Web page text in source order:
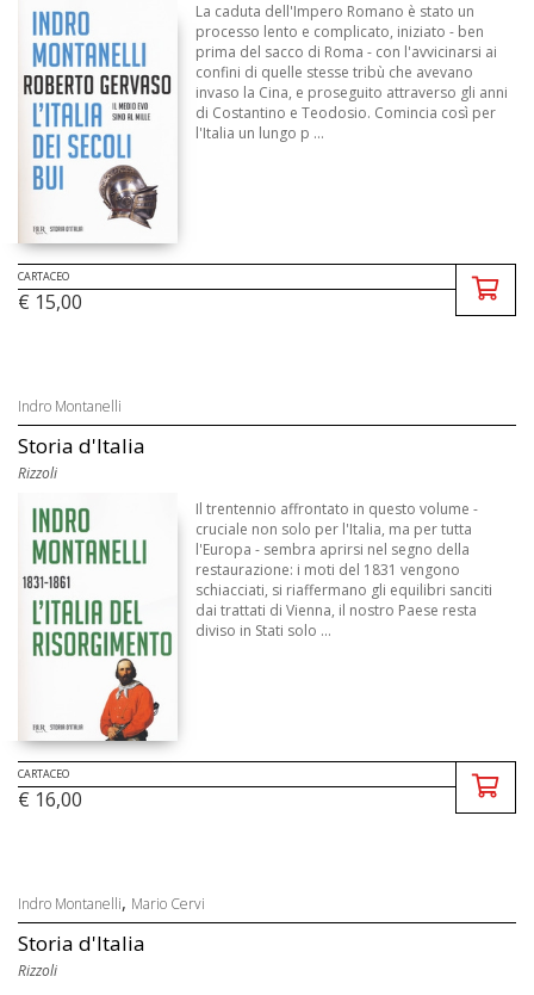
La caduta dell'Impero Romano è stato un
processo lento e complicato, iniziato - ben
prima del sacco di Roma - con l'avvicinarsi ai
confini di quelle stesse tribù che avevano
invaso la Cina, e proseguito attraverso gli anni
di Costantino e Teodosio. Comincia così per
l'Italia un lungo p ...
CARTACEO
€ 15,00
Indro Montanelli
Storia d'Italia
Rizzoli
Il trentennio affrontato in questo volume -
cruciale non solo per l'Italia, ma per tutta
l'Europa - sembra aprirsi nel segno della
restaurazione: i moti del 1831 vengono
schiacciati, si riaffermano gli equilibri sanciti
dai trattati di Vienna, il nostro Paese resta
diviso in Stati solo ...
CARTACEO
€ 16,00
Indro Montanelli, Mario Cervi
Storia d'Italia
Rizzoli